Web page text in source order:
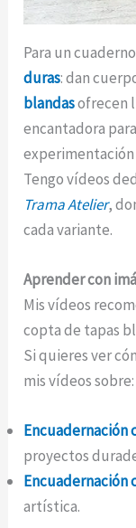
Para un
duras: dan
blandasofrecen
encantadora
Tengo vídeos
Trama Atelier,
cada variante.
Aprender con
Mis vídeos
copta de tapas
Si quieres ver
mis vídeos sobre:
Encuadernación
proyectos
Encuadernación
artística.